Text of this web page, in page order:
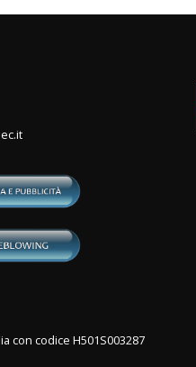
con codice H501S003287